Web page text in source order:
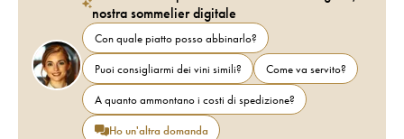
nostra sommelier digitale
Con quale piatto posso abbinarlo?
Puoi consigliarmi dei vini simili?
Come va servito?
A quanto ammontano i costi di spedizione?
Ho un'altra domanda